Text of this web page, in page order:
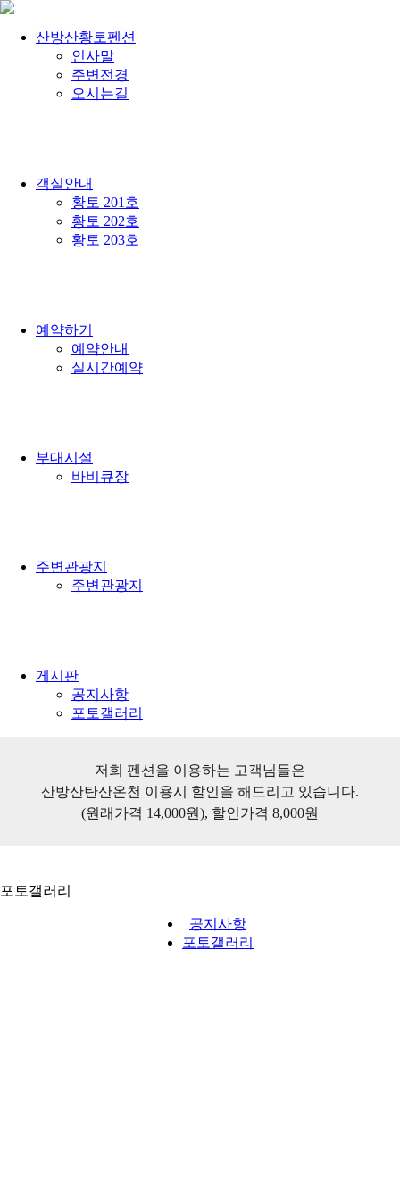
산방산황토펜션
인사말
주변전경
오시는길
객실안내
황토 201호
황토 202호
황토 203호
예약하기
예약안내
실시간예약
부대시설
바비큐장
주변관광지
주변관광지
게시판
공지사항
포토갤러리
저희 펜션을 이용하는 고객님들은
산방산탄산온천 이용시 할인을 해드리고 있습니다.
(원래가격 14,000원), 할인가격 8,000원
포토갤러리
공지사항
포토갤러리